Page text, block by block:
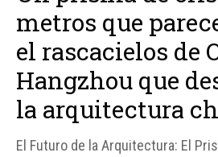
metros que
el rascacielos de
Hangzhou que
la arquitectura
El Futuro de la Arquitectura: El